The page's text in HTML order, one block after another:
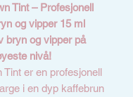
Tint – Profesjonell
og vipper 15 ml
bryn og vipper på
nivå!
Tint er en profesjonell
i en dyp kaffebrun